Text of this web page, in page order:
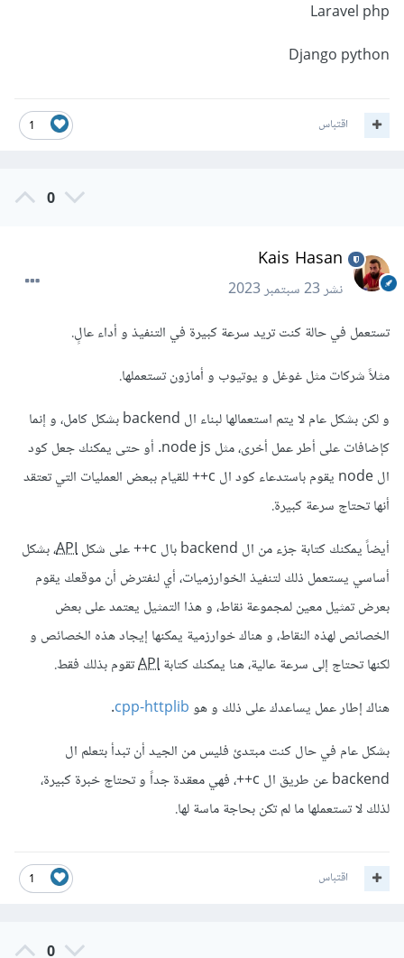
Laravel php
Django python
1 اقتباس
0
Kais Hasan
نشر23 سبتمبر 2023
تستعمل في حالة كنت تريد سرعة كبيرة في التنفيذ و أداء عالٍ.
مثلاً شركات مثل غوغل و يوتيوب و أمازون تستعملها.
و لكن بشكل عام لا يتم استعمالها لبناء ال backend بشكل كامل، و إنما
كإضافات على أطر عمل أخرى، مثل node js. أو حتى يمكنك جعل كود
ال node يقوم باستدعاء كود ال c++ للقيام ببعض العمليات التي تعتقد
أنها تحتاج سرعة كبيرة.
أيضاً يمكنك كتابة جزء من ال backend بال c++ على شكل
API، بشكل
أساسي يستعمل ذلك لتنفيذ الخوارزميات، أي لنفترض أن موقعك يقوم
بعرض تمثيل معين لمجموعة نقاط، و هذا التمثيل يعتمد على بعض
الخصائص لهذه النقاط، و هناك خوارزمية يمكنها إيجاد هذه الخصائص و
لكنها تحتاج إلى سرعة عالية، هنا يمكنك كتابةAPIتقوم بذلك فقط.
هناك إطار عمل يساعدك على ذلك و هوcpp-httplib
.
بشكل عام في حال كنت مبتدئ فليس من الجيد أن تبدأ بتعلم ال
backend عن طريق ال c++، فهي معقدة جداً و تحتاج خبرة كبيرة،
لذلك لا تستعملها ما لم تكن بحاجة ماسة لها.
1 اقتباس